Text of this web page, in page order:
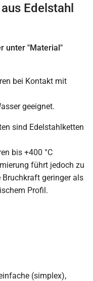
Edelstahl
unter "Material"
bei Kontakt mit
geeignet.
sind Edelstahlketten
bis +400 °C
führt jedoch zu
geringer als
Profil.
(simplex),